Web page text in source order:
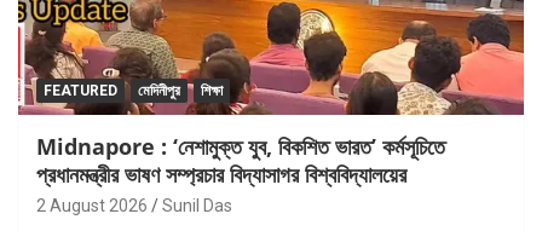
FEATURED মেদিনীপুর শিক্ষা
Midnapore : ‘নেশামুক্ত যুব, বিকশিত ভারত’ কর্মসূচিতে
প্রধানমন্ত্রীর ভাষণ সম্প্রচার বিদ্যাসাগর বিশ্ববিদ্যালয়ের
2 August 2026 Sunil Das